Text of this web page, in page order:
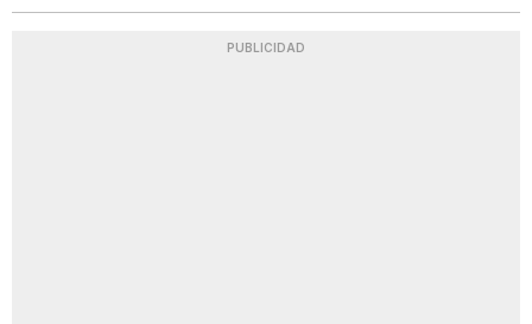
PUBLICIDAD